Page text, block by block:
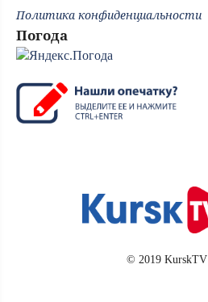
Политика конфиденциальности
Погода
© 2019 KurskTV